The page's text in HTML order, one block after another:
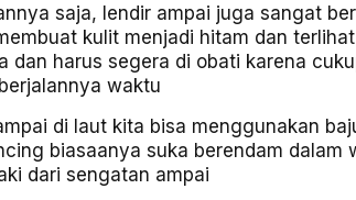
saja, lendir ampai juga sangat
kulit menjadi hitam dan
dan harus segera di obati karena
waktu
di laut kita bisa menggunakan
biasaanya suka berendam
dari sengatan ampai